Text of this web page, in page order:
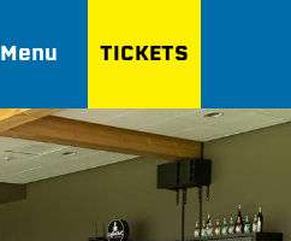
Menu TICKETS
ZOEKEN